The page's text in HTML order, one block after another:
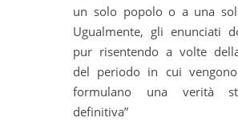
un solo popolo o a una
Ugualmente, gli enunciati
pur risentendo a volte
del periodo in cui
formulano una verità
definitiva”